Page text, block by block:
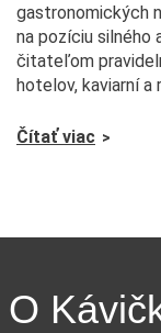
gastronomických
na pozíciu silného
čitateľom
hotelov, kaviarní a
Čítať viac
O